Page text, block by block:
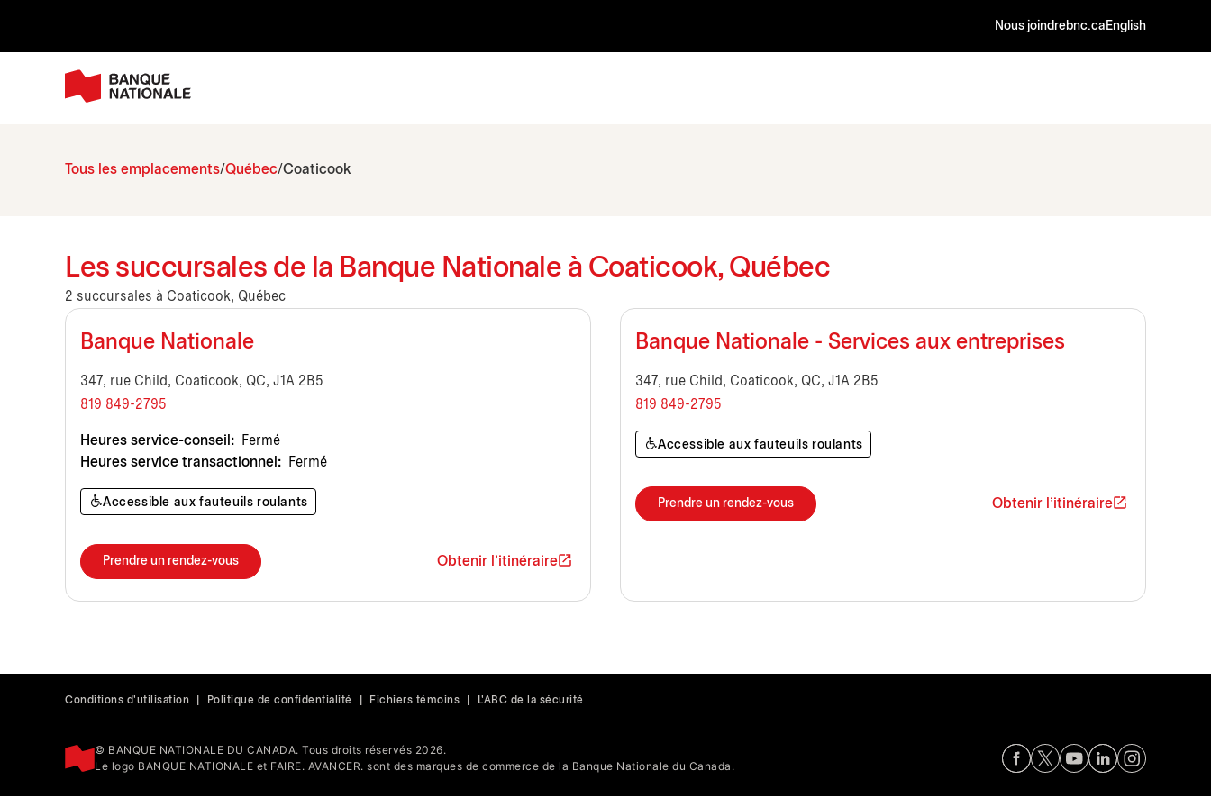
Nous joindrebnc.ca English
Tous les emplacements Québec Coaticook
Les succursales de la Banque Nationale à Coaticook, Québec
2 succursales à Coaticook, Québec
Banque Nationale
347, rue Child, Coaticook, QC, J1A 2B5
819 849-2795
Heures service-conseil:
Fermé
Heures service transactionnel:
Fermé
Accessible aux fauteuils roulants
Prendre un rendez-vous Obtenir l'itinéraire
Banque Nationale - Services aux entreprises
347, rue Child, Coaticook, QC, J1A 2B5
819 849-2795
Accessible aux fauteuils roulants
Prendre un rendez-vous Obtenir l'itinéraire
Conditions d'utilisation Politique de confidentialité Fichiers témoins L'ABC de la sécurité
© BANQUE NATIONALE DU CANADA. Tous droits réservés 2026.
Le logo BANQUE NATIONALE et FAIRE. AVANCER. sont des marques de commerce de la Banque Nationale du Canada.